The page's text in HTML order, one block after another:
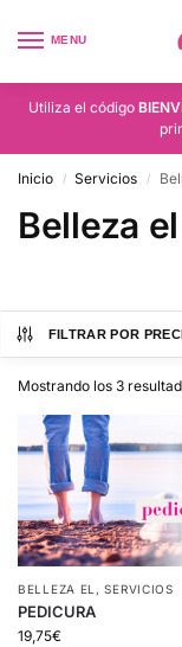
MENU
Utiliza el código
Inicio / Servicios /
Belleza el
FILTRAR POR
Mostrando los 3
BELLEZA EL ,SERVICIOS
PEDICURA
19,75€